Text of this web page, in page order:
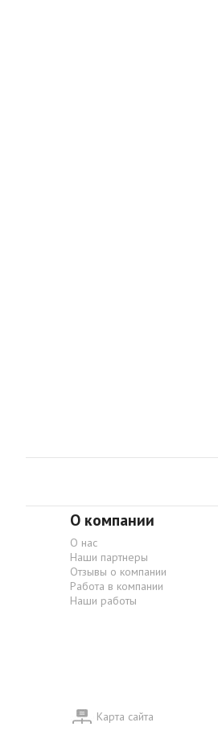
О компании
О нас
Наши партнеры
Отзывы о компании
Работа в компании
Наши работы
Карта сайта